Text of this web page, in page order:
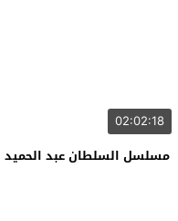
02:02:18
مسلسل السلطان عبد الحميد